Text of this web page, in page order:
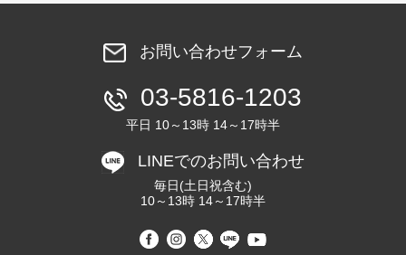
お問い合わせフォーム
03-5816-1203
平日 10～13時 14～17時半
LINEでのお問い合わせ
毎日(土日祝含む)
10～13時 14～17時半